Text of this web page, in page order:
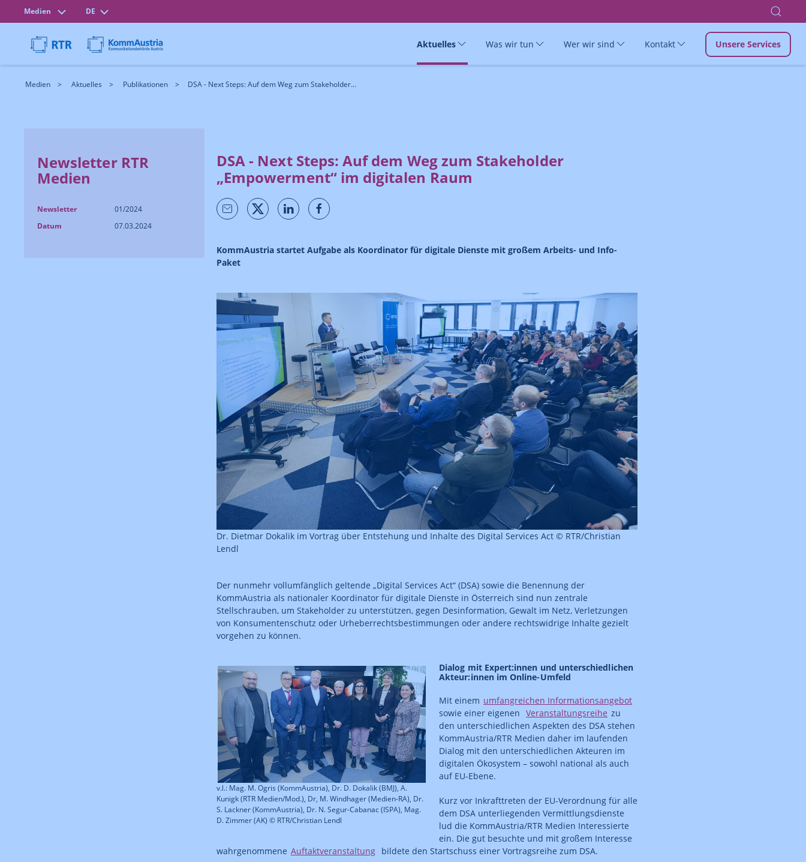
Medien DE
Aktuelles Was wir tun Wer wir sind Kontakt Unsere Services
Medien Aktuelles Publikationen DSA - Next Steps: Auf dem Weg zum Stakeholder...
Newsletter RTR
Medien
Newsletter
01/2024
Datum
07.03.2024
DSA - Next Steps: Auf dem Weg zum Stakeholder
„Empowerment“ im digitalen Raum
KommAustria startet Aufgabe als Koordinator für digitale Dienste mit großem Arbeits- und Info-
Paket
Dr. Dietmar Dokalik im Vortrag über Entstehung und Inhalte des Digital Services Act © RTR/Christian
Lendl
Der nunmehr vollumfänglich geltende „Digital Services Act“ (DSA) sowie die Benennung der
KommAustria als nationaler Koordinator für digitale Dienste in Österreich sind nun zentrale
Stellschrauben, um Stakeholder zu unterstützen, gegen Desinformation, Gewalt im Netz, Verletzungen
von Konsumentenschutz oder Urheberrechtsbestimmungen oder andere rechtswidrige Inhalte gezielt
vorgehen zu können.
v.l.: Mag. M. Ogris (KommAustria), Dr. D. Dokalik (BMJ), A.
Kunigk (RTR Medien/Mod.), Dr, M. Windhager (Medien-RA), Dr.
S. Lackner (KommAustria), Dr. N. Segur-Cabanac (ISPA), Mag.
D. Zimmer (AK) © RTR/Christian Lendl
Dialog mit Expert:innen und unterschiedlichen
Akteur:innen im Online-Umfeld
Mit einem umfangreichen Informationsangebot
sowie einer eigenen Veranstaltungsreihe zu
den unterschiedlichen Aspekten des DSA stehen
KommAustria/RTR Medien daher im laufenden
Dialog mit den unterschiedlichen Akteuren im
digitalen Ökosystem – sowohl national als auch
auf EU-Ebene.
Kurz vor Inkrafttreten der EU-Verordnung für alle
dem DSA unterliegenden Vermittlungsdienste
lud die KommAustria/RTR Medien Interessierte
ein. Die gut besuchte und mit großem Interesse
wahrgenommene Auftaktveranstaltung bildete den Startschuss einer Vortragsreihe zum DSA.